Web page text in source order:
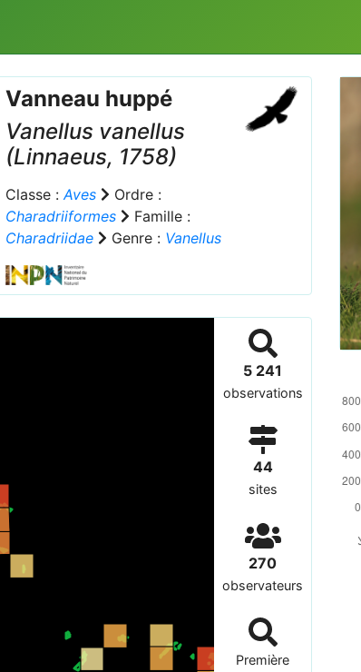
Vanneau huppé
Vanellus vanellus
(Linnaeus, 1758)
Classe :Aves
Ordre :
Charadriiformes
Famille :
Charadriidae
Genre : Vanellus
5 241
observations
44
sites
270
observateurs
Première